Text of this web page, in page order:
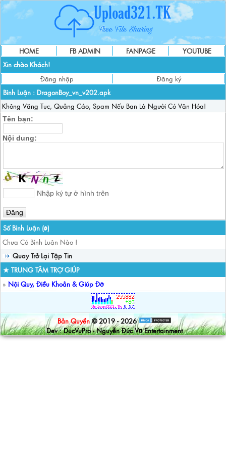
HOME FB ADMIN FANPAGE
YOUTUBE
Xin chào Khách!
Đăng nhập
Đăng ký
Bình Luận : DragonBoy_vn_v202.apk
Không Văng Tục, Quảng Cáo, Spam Nếu Bạn Là Người Có Văn Hóa!
Tên bạn:
Nội dung:
Nhập ký tự ở hình trên
Số Bình Luận (0)
Chưa Có Bình Luận Nào !
Quay Trở Lại Tập Tin
★ TRUNG TÂM TRỢ GIÚP
» Nội Quy, Điều Khoản & Giúp Đỡ
Bản Quyền © 2019 - 2026
Dev : DucVuPro - Nguyễn Đức Vũ Entertainment